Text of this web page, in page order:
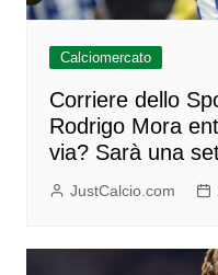
Calciomercato
Corriere dello
Rodrigo Mora
via? Sarà una
JustCalcio.com